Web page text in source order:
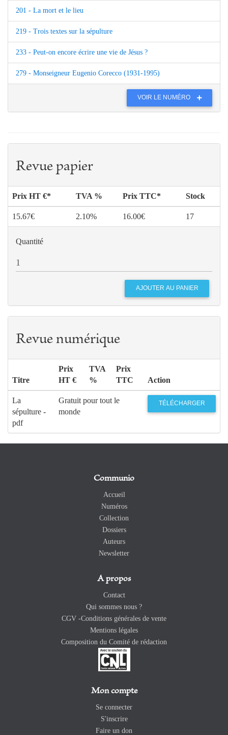
201 - La mort et le lieu
219 - Trois textes sur la sépulture
233 - Peut-on encore écrire une vie de Jésus ?
279 - Monseigneur Eugenio Corecco (1931-1995)
VOIR LE NUMÉRO
Revue papier
Prix HT €* TVA % Prix TTC* Stock
15.67€ 2.10% 16.00€ 17
Quantité
Revue numérique
Titre
Prix
HT €
TVA
%
Prix
TTC
Action
La
sépulture -
pdf
Gratuit pour tout le
monde
TÉLÉCHARGER
Communio
Accueil
Numéros
Collection
Dossiers
Auteurs
Newsletter
A propos
Contact
Qui sommes nous ?
CGV -Conditions générales de vente
Mentions légales
Composition du Comité de rédaction
Mon compte
Se connecter
S'inscrire
Faire un don